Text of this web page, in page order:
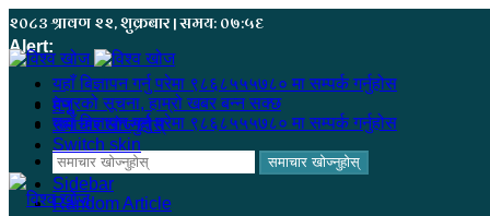
२०८३ श्रावण २२, शुक्रबार | समय: ०७:५६
Alert:
यहाँ बिज्ञापन गर्नु परेमा ९८६८५५५७८० मा सम्पर्क गर्नुहोस
हजुरको सूचना, हाम्रो खबर बन्न सक्छ
यहाँ बिज्ञापन गर्नु परेमा ९८६८५५५७८० मा सम्पर्क गर्नुहोस
समाचार खोज्नुहोस्
Sidebar
Random Article
मेनू
समाचार खोज्नुहोस्
Switch skin